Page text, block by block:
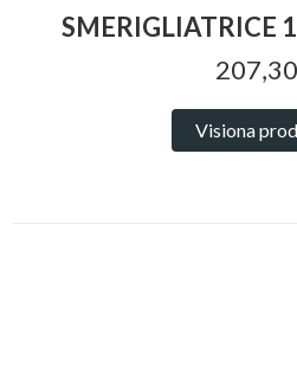
SMERIGLIATRICE
Visiona